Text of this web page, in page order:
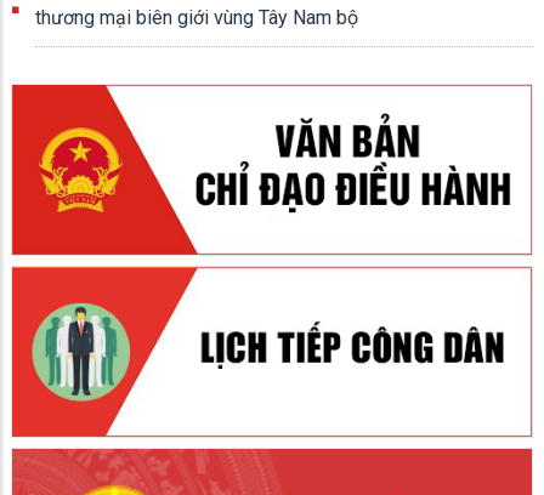
thương mại biên giới vùng Tây Nam bộ